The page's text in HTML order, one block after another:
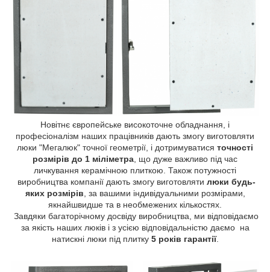
Новітнє європейське високоточне обладнання, і
професіоналізм наших працівників дають змогу виготовляти
люки "Мегалюк" точної геометрії, і дотримуватися точності
розмірів до 1 міліметра , що дуже важливо під час
личкування керамічною плиткою. Також потужності
виробництва компанії дають змогу виготовляти люки будь-
яких розмірів , за вашими індивідуальними розмірами,
якнайшвидше та в необмежених кількостях.
Завдяки багаторічному досвіду виробництва, ми відповідаємо
за якість наших люків і з усією відповідальністю даємо на
натискні люки під плитку 5 років гарантії.